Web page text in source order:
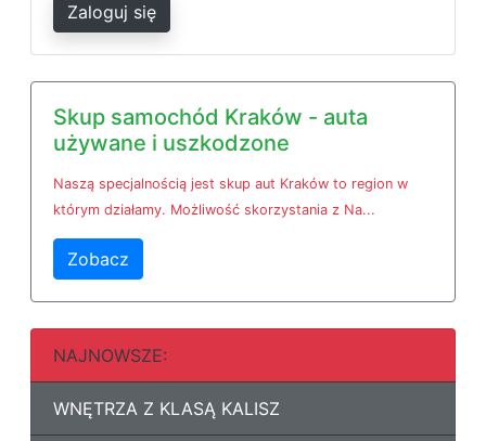
Zaloguj się
Skup samochód Kraków - auta
używane i uszkodzone
Naszą specjalnością jest skup aut Kraków to region w
którym działamy. Możliwość skorzystania z Na...
Zobacz
NAJNOWSZE:
WNĘTRZA Z KLASĄ KALISZ